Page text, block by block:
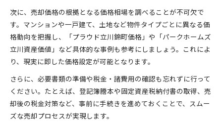
次に、売却価格の根拠となる価格相場を調べることが不可欠で
す。マンションや一戸建て、土地など物件タイプごとに異なる価
格動向を把握し、「プラウド立川錦町価格」や「パークホームズ
立川資産価値」など具体的な事例も参考にしましょう。これによ
り、現実に即した価格設定が可能となります。
さらに、必要書類の準備や税金・諸費用の確認も忘れずに行って
ください。たとえば、登記簿謄本や固定資産税納付書の取得、売
却後の税金対策など、事前に手続きを進めておくことで、スムー
ズな売却プロセスが実現します。